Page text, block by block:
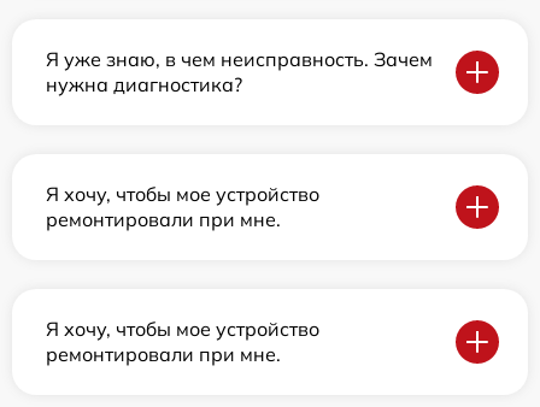
Я уже знаю, в чем неисправность. Зачем
нужна диагностика?
Я хочу, чтобы мое устройство
ремонтировали при мне.
Я хочу, чтобы мое устройство
ремонтировали при мне.